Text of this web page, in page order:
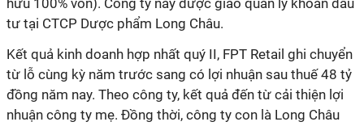
hữu 100% vốn). Công ty này được giao quản lý khoản đầu
tư tại CTCP Dược phẩm Long Châu.
Kết quả kinh doanh hợp nhất quý II, FPT Retail ghi chuyển
từ lỗ cùng kỳ năm trước sang có lợi nhuận sau thuế 48 tỷ
đồng năm nay. Theo công ty, kết quả đến từ cải thiện lợi
nhuận công ty mẹ. Đồng thời, công ty con là Long Châu